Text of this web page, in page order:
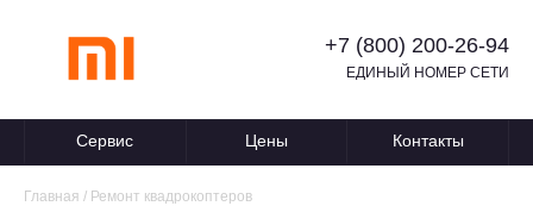
+7 (800) 200-26-94
ЕДИНЫЙ НОМЕР СЕТИ
Сервис Цены Контакты
Главная / Ремонт квадрокоптеров